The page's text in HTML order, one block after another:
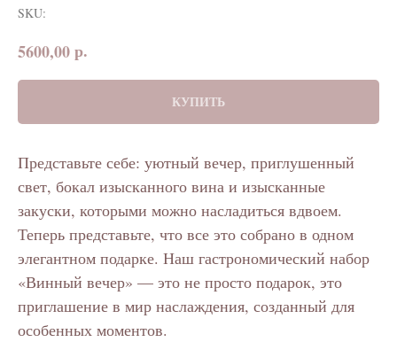
SKU:
5600,00р.
КУПИТЬ
Представьте себе: уютный вечер, приглушенный
свет, бокал изысканного вина и изысканные
закуски, которыми можно насладиться вдвоем.
Теперь представьте, что все это собрано в одном
элегантном подарке. Наш гастрономический набор
«Винный вечер» — это не просто подарок, это
приглашение в мир наслаждения, созданный для
особенных моментов.